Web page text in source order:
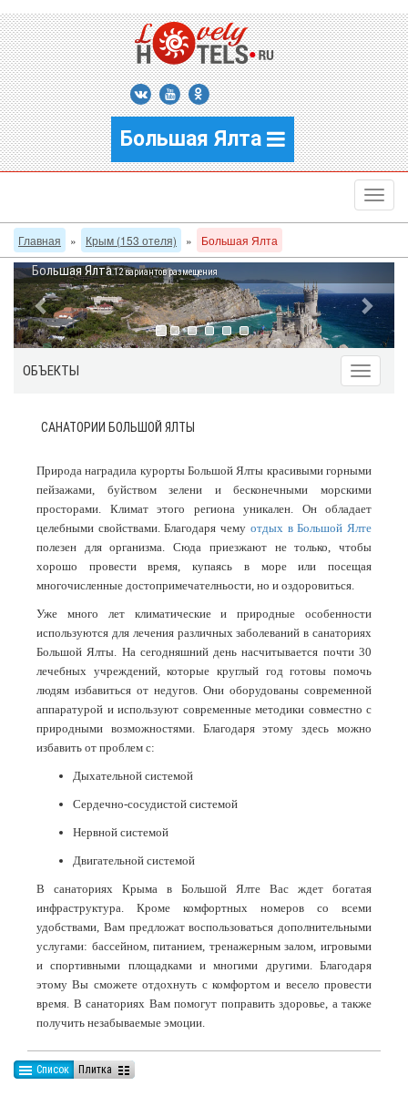
Большая Ялта
Главная » Крым (153 отеля) » Большая Ялта
Большая Ялта12 вариантов размещения
ОБЪЕКТЫ
САНАТОРИИ БОЛЬШОЙ ЯЛТЫ
Природа наградила курорты Большой Ялты красивыми горными
пейзажами, буйством зелени и бесконечными морскими
просторами. Климат этого региона уникален. Он обладает
целебными свойствами. Благодаря чему отдых в Большой Ялте
полезен для организма. Сюда приезжают не только, чтобы
хорошо провести время, купаясь в море или посещая
многочисленные достопримечателньости, но и оздоровиться.
Уже много лет климатические и природные особенности
используются для лечения различных заболеваний в санаториях
Большой Ялты. На сегодняшний день насчитывается почти 30
лечебных учреждений, которые круглый год готовы помочь
людям избавиться от недугов. Они оборудованы современной
аппаратурой и используют современные методики совместно с
природными возможностями. Благодаря этому здесь можно
избавить от проблем с:
Дыхательной системой
Сердечно-сосудистой системой
Нервной системой
Двигательной системой
В санаториях Крыма в Большой Ялте Вас ждет богатая
инфраструктура. Кроме комфортных номеров со всеми
удобствами, Вам предложат воспользоваться дополнительными
услугами: бассейном, питанием, тренажерным залом, игровыми
и спортивными площадками и многими другими. Благодаря
этому Вы сможете отдохнуть с комфортом и весело провести
время. В санаториях Вам помогут поправить здоровье, а также
получить незабываемые эмоции.
Список Плитка